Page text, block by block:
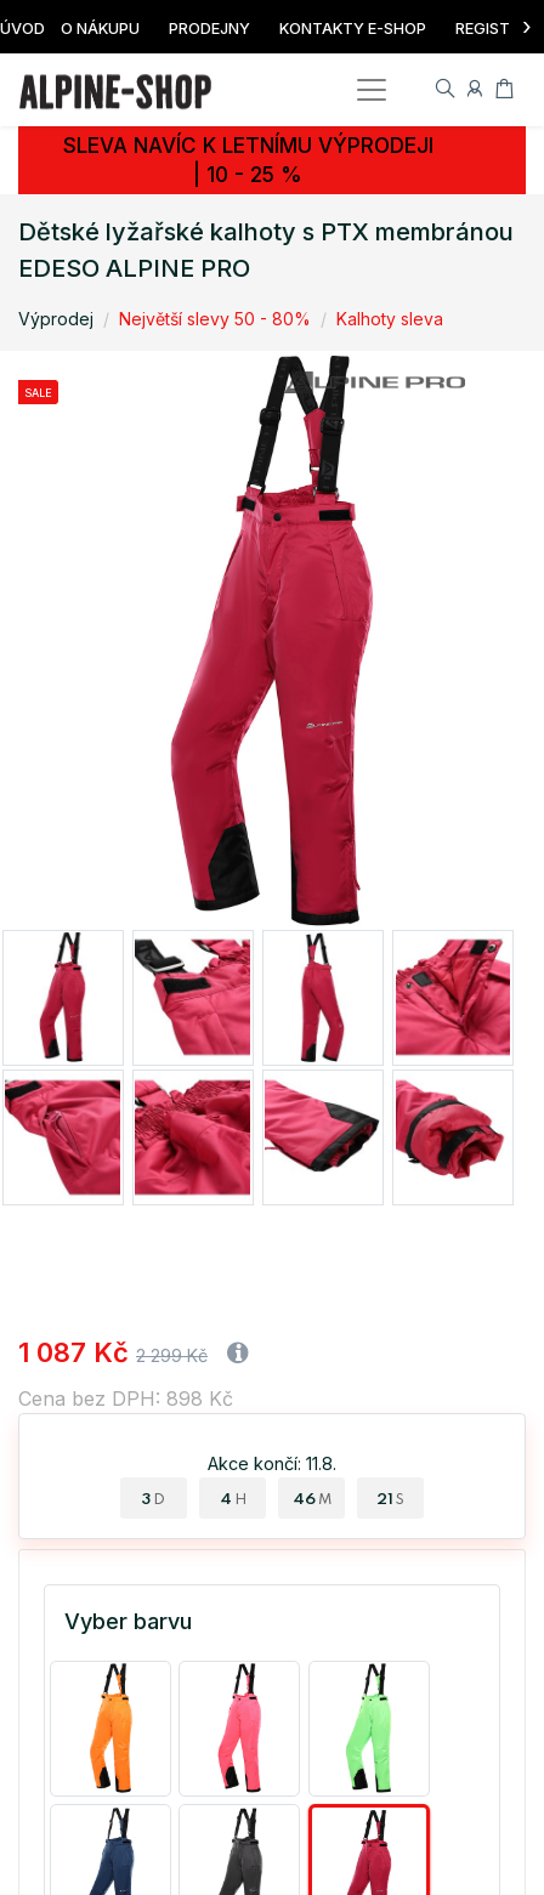
ÚVOD O NÁKUPU PRODEJNY KONTAKTY E-SHOP ›
SLEVA NAVÍC K LETNÍMU VÝPRODEJI
| 10 - 25 %
Dětské lyžařské kalhoty s PTX membránou
EDESO ALPINE PRO
Výprodej Největší slevy 50 - 80% Kalhoty sleva
SALE
1 087 Kč 2 299 Kč
Cena bez DPH: 898 Kč
Akce končí: 11.8.
3 D 4 H 46 M 21 S
Vyber barvu